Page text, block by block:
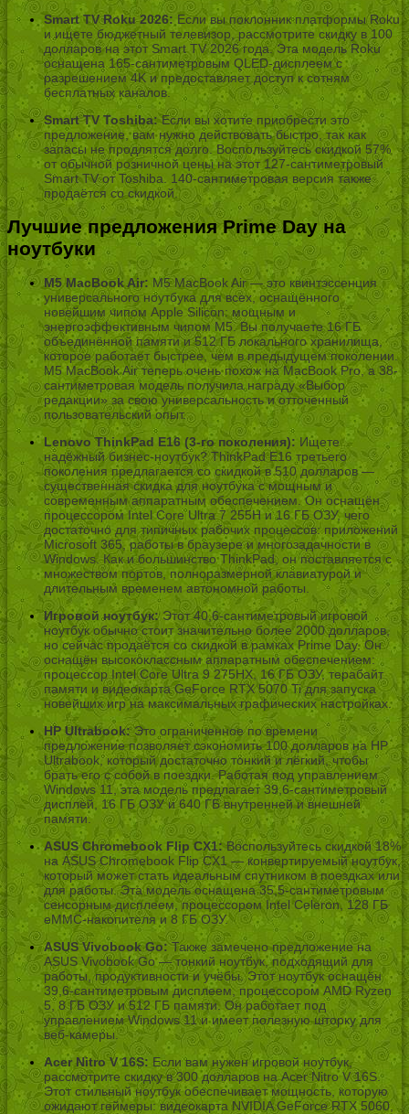
Smart TV Roku 2026: Если вы поклонник платформы Roku
и ищете бюджетный телевизор, рассмотрите скидку в 100
долларов на этот Smart TV 2026 года. Эта модель Roku
оснащена 165-сантиметровым QLED-дисплеем с
разрешением 4K и предоставляет доступ к сотням
бесплатных каналов.
Smart TV Toshiba:Если вы хотите приобрести это
предложение, вам нужно действовать быстро, так как
запасы не продлятся долго. Воспользуйтесь скидкой 57%
от обычной розничной цены на этот 127-сантиметровый
Smart TV от Toshiba. 140-сантиметровая версия также
продаётся со скидкой.
Лучшие предложения Prime Day на
ноутбуки
M5 MacBook Air: M5 MacBook Air — это квинтэссенция
универсального ноутбука для всех, оснащённого
новейшим чипом Apple Silicon: мощным и
энергоэффективным чипом M5. Вы получаете 16 ГБ
объединённой памяти и 512 ГБ локального хранилища,
которое работает быстрее, чем в предыдущем поколении.
M5 MacBook Air теперь очень похож на MacBook Pro, а 38-
сантиметровая модель получила награду «Выбор
редакции» за свою универсальность и отточенный
пользовательский опыт.
Lenovo ThinkPad E16 (3-го поколения): Ищете
надёжный бизнес-ноутбук? ThinkPad E16 третьего
поколения предлагается со скидкой в 510 долларов —
существенная скидка для ноутбука с мощным и
современным аппаратным обеспечением. Он оснащён
процессором Intel Core Ultra 7 255H и 16 ГБ ОЗУ, чего
достаточно для типичных рабочих процессов: приложений
Microsoft 365, работы в браузере и многозадачности в
Windows. Как и большинство ThinkPad, он поставляется с
множеством портов, полноразмерной клавиатурой и
длительным временем автономной работы.
Игровой ноутбук:Этот 40,6-сантиметровый игровой
ноутбук обычно стоит значительно более 2000 долларов,
но сейчас продаётся со скидкой в рамках Prime Day. Он
оснащён высококлассным аппаратным обеспечением:
процессор Intel Core Ultra 9 275HX, 16 ГБ ОЗУ, терабайт
памяти и видеокарта GeForce RTX 5070 Ti для запуска
новейших игр на максимальных графических настройках.
HP Ultrabook:Это ограниченное по времени
предложение позволяет сэкономить 100 долларов на HP
Ultrabook, который достаточно тонкий и лёгкий, чтобы
брать его с собой в поездки. Работая под управлением
Windows 11, эта модель предлагает 39,6-сантиметровый
дисплей, 16 ГБ ОЗУ и 640 ГБ внутренней и внешней
памяти.
ASUS Chromebook Flip CX1:Воспользуйтесь скидкой 18%
на ASUS Chromebook Flip CX1 — конвертируемый ноутбук,
который может стать идеальным спутником в поездках или
для работы. Эта модель оснащена 35,5-сантиметровым
сенсорным дисплеем, процессором Intel Celeron, 128 ГБ
eMMC-накопителя и 8 ГБ ОЗУ.
ASUS Vivobook Go:Также замечено предложение на
ASUS Vivobook Go — тонкий ноутбук, подходящий для
работы, продуктивности и учёбы. Этот ноутбук оснащён
39,6-сантиметровым дисплеем, процессором AMD Ryzen
5, 8 ГБ ОЗУ и 512 ГБ памяти. Он работает под
управлением Windows 11 и имеет полезную шторку для
веб-камеры.
Acer Nitro V 16S: Если вам нужен игровой ноутбук,
рассмотрите скидку в 300 долларов на Acer Nitro V 16S.
Этот стильный ноутбук обеспечивает мощность, которую
ожидают геймеры: видеокарта NVIDIA GeForce RTX 5060,